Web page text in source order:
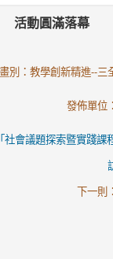
活動圓滿落幕
別：教學創新精進--三
發佈單位
社會議題探索暨實踐課
下一則：